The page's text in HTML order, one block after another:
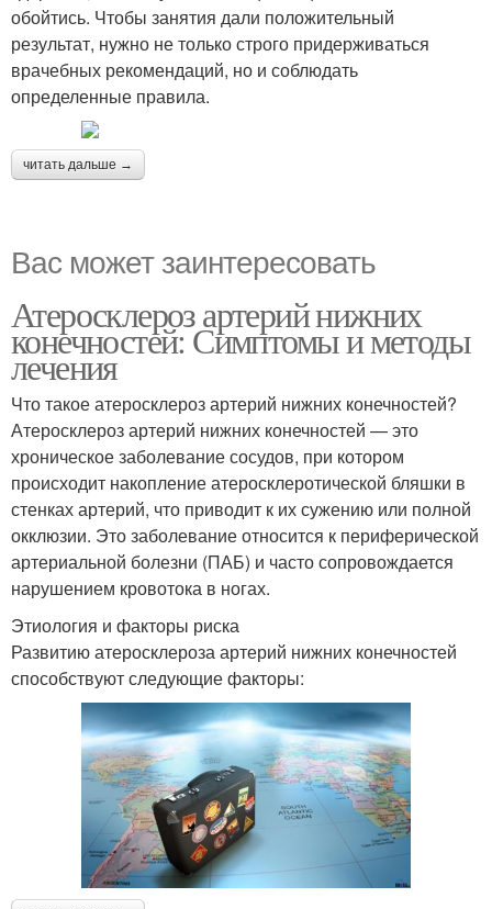
обойтись. Чтобы занятия дали положительный
результат, нужно не только строго придерживаться
врачебных рекомендаций, но и соблюдать
определенные правила.
читать дальше →
Вас может заинтересовать
Атеросклероз артерий нижних
конечностей: Симптомы и методы
лечения
Что такое атеросклероз артерий нижних конечностей?
Атеросклероз артерий нижних конечностей — это
хроническое заболевание сосудов, при котором
происходит накопление атеросклеротической бляшки в
стенках артерий, что приводит к их сужению или полной
окклюзии. Это заболевание относится к периферической
артериальной болезни (ПАБ) и часто сопровождается
нарушением кровотока в ногах.
Этиология и факторы риска
Развитию атеросклероза артерий нижних конечностей
способствуют следующие факторы: